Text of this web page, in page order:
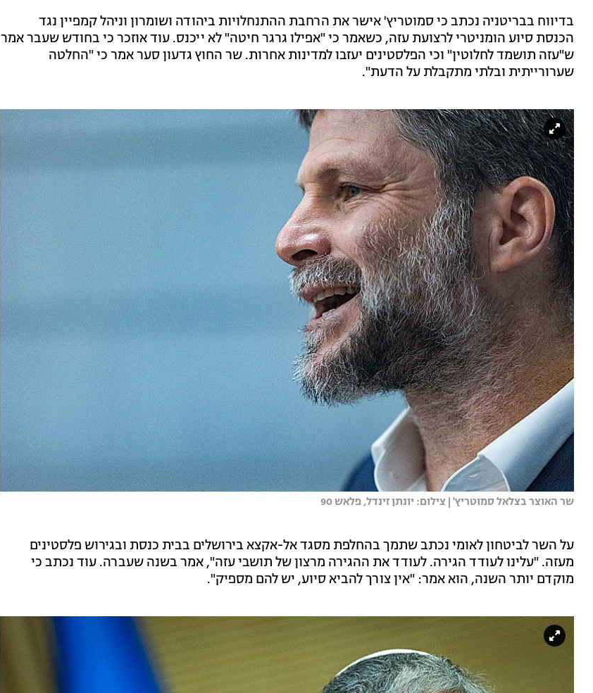
בדיווח בבריטניה נכתב כי סמוטריץ' אישר את הרחבת ההתנחלויות ביהודה ושומרון וניהל קמפיין נגד
הכנסת סיוע הומניטרי לרצועת עזה, כשאמר כי "אפילו גרגר חיטה" לא ייכנס. עוד אוזכר כי בחודש שעבר אמר
ש"עזה תושמד לחלוטין" וכי הפלסטינים יעזבו למדינות אחרות. שר החוץ גדעון סער אמר כי "החלטה
שערורייתית ובלתי מתקבלת על הדעת".
שר האוצר בצלאל סמוטריץ' | צילום: יונתן זינדל, פלאש 90
על השר לביטחון לאומי נכתב שתמך בהחלפת מסגד אל-אקצא בירושלים בבית כנסת ובגירוש פלסטינים
מעזה. "עלינו לעודד הגירה. לעודד את ההגירה מרצון של תושבי עזה", אמר בשנה שעברה. עוד נכתב כי
מוקדם יותר השנה, הוא אמר: "אין צורך להביא סיוע, יש להם מספיק".